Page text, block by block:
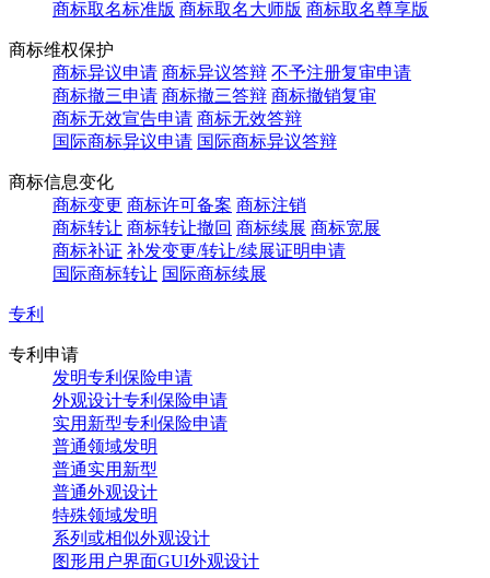
商标取名标准版 商标取名大师版 商标取名尊享版
商标维权保护
商标异议申请 商标异议答辩 不予注册复审申请
商标撤三申请 商标撤三答辩 商标撤销复审
商标无效宣告申请 商标无效答辩
国际商标异议申请 国际商标异议答辩
商标信息变化
商标变更 商标许可备案 商标注销
商标转让 商标转让撤回 商标续展 商标宽展
商标补证 补发变更/转让/续展证明申请
国际商标转让 国际商标续展
专利
专利申请
发明专利保险申请
外观设计专利保险申请
实用新型专利保险申请
普通领域发明
普通实用新型
普通外观设计
特殊领域发明
系列或相似外观设计
图形用户界面GUI外观设计